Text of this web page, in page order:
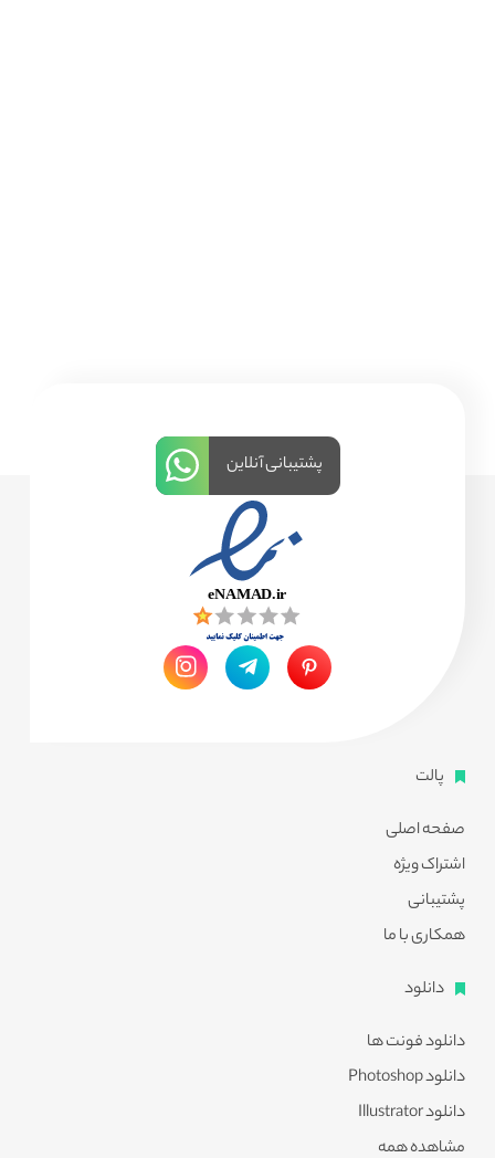
پالت
صفحه اصلی
اشتراک ویژه
پشتیبانی
همکاری با ما
دانلود
دانلود فونت ها
دانلود Photoshop
دانلود Illustrator
مشاهده همه
پشتیبانی آنلاین